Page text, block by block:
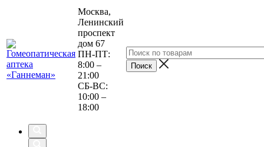
Москва,
Ленинский
проспект
дом 67
ПН-ПТ:
8:00 –
21:00
СБ-ВС:
10:00 –
18:00